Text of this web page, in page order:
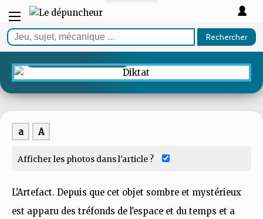
Rechercher
Diktat
a A
Afficher les photos dans l'article ?
L'Artefact. Depuis que cet objet sombre et mystérieux
est apparu des tréfonds de l'espace et du temps et a